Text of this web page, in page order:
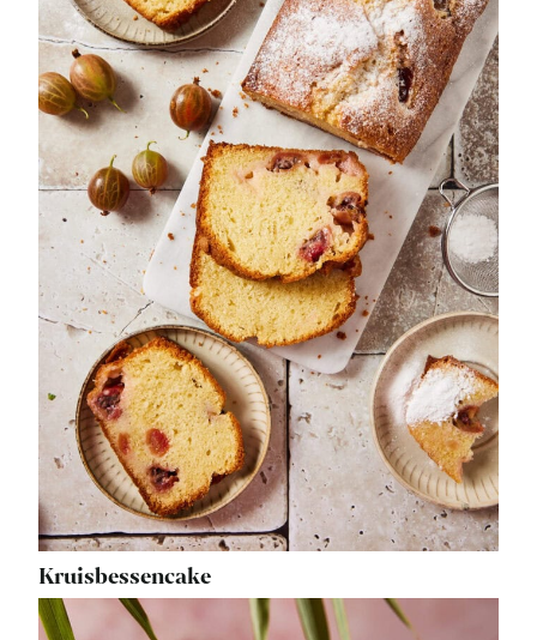
Kruisbessencake